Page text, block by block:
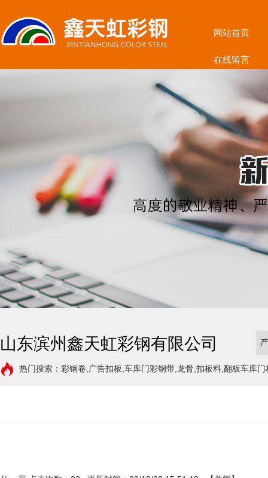
网站首页
在线留言
山东滨州鑫天虹彩钢有限公司
热门搜索：彩钢卷,广告扣板,车库门彩钢带,龙骨,扣板料,翻板车库